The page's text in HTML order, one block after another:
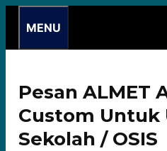
content
MENU
Pesan ALMET
Custom Untuk
Sekolah / OSIS